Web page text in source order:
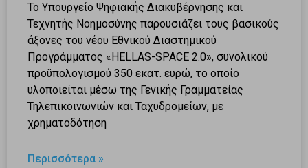
Το Υπουργείο Ψηφιακής Διακυβέρνησης και
Τεχνητής Νοημοσύνης παρουσιάζει τους βασικούς
άξονες του νέου Εθνικού Διαστημικού
Προγράμματος «HELLAS-SPACE 2.0», συνολικού
προϋπολογισμού 350 εκατ. ευρώ, το οποίο
υλοποιείται μέσω της Γενικής Γραμματείας
Τηλεπικοινωνιών και Ταχυδρομείων, με
χρηματοδότηση
Περισσότερα »